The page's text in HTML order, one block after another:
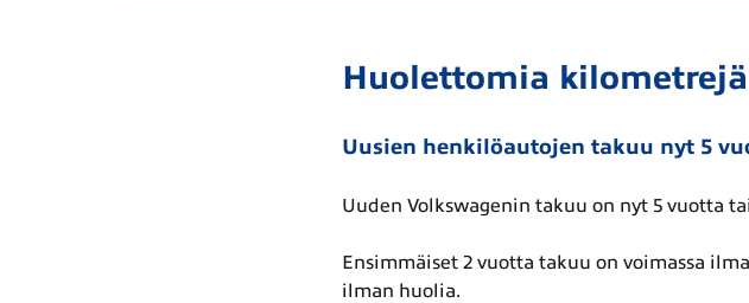
Huolettomia
Uusien henkilöautojen takuu nyt 5
Uuden Volkswagenin takuu on nyt 5 vuotta
Ensimmäiset 2 vuotta takuu on voimassa
ilman huolia.